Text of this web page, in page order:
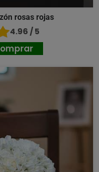
rosas rojas
4.96 / 5